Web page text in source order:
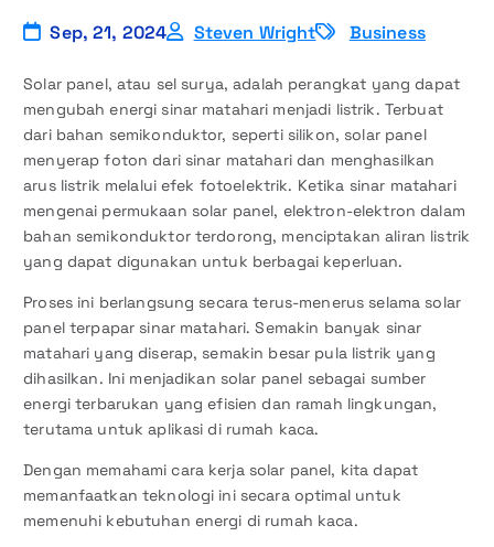
Sep, 21, 2024 Steven Wright Business
Solar panel, atau sel surya, adalah perangkat yang dapat
mengubah energi sinar matahari menjadi listrik. Terbuat
dari bahan semikonduktor, seperti silikon, solar panel
menyerap foton dari sinar matahari dan menghasilkan
arus listrik melalui efek fotoelektrik. Ketika sinar matahari
mengenai permukaan solar panel, elektron-elektron dalam
bahan semikonduktor terdorong, menciptakan aliran listrik
yang dapat digunakan untuk berbagai keperluan.
Proses ini berlangsung secara terus-menerus selama solar
panel terpapar sinar matahari. Semakin banyak sinar
matahari yang diserap, semakin besar pula listrik yang
dihasilkan. Ini menjadikan solar panel sebagai sumber
energi terbarukan yang efisien dan ramah lingkungan,
terutama untuk aplikasi di rumah kaca.
Dengan memahami cara kerja solar panel, kita dapat
memanfaatkan teknologi ini secara optimal untuk
memenuhi kebutuhan energi di rumah kaca.